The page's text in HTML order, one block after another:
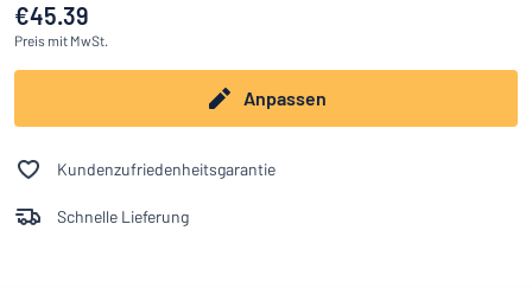
€45.39
Preis mit MwSt.
Anpassen
Kundenzufriedenheitsgarantie
Schnelle Lieferung